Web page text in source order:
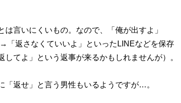
言いにくいもの。なので、「俺が出すよ」
返さなくていいよ」といったLINEなどを保存
てよ」という返事が来るかもしれませんが）。
返せ」と言う男性もいるようですが…。